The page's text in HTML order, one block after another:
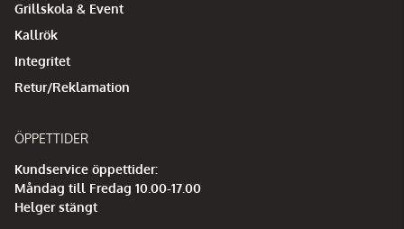
Grillskola & Event
Kallrök
Integritet
Retur/Reklamation
ÖPPETTIDER
Kundservice öppettider:
Måndag till Fredag 10.00-17.00
Helger stängt